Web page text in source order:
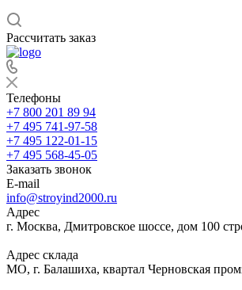
Рассчитать заказ
Телефоны
+7 800 201 89 94
+7 495 741-97-58
+7 495 122-01-15
+7 495 568-45-05
Заказать звонок
E-mail
info@stroyind2000.ru
Адрес
г. Москва, Дмитровское шоссе, дом 100
Адрес склада
МО, г. Балашиха, квартал Черновская